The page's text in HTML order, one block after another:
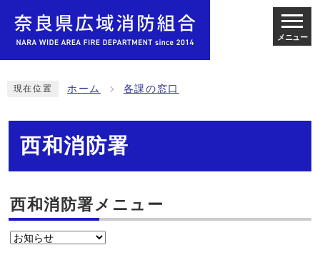
メニュー
現在位置 ホーム 各課の窓口
西和消防署
西和消防署メニュー